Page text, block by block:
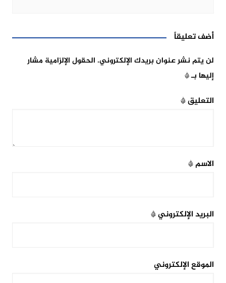
أضف تعليقاً
لن يتم نشر عنوان بريدك الإلكتروني. الحقول الإلزامية مشار
إليها بـ*
التعليق*
الاسم*
البريد الإلكتروني*
الموقع الإلكتروني